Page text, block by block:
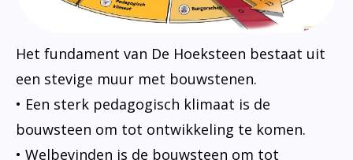
Het fundament van De Hoeksteen bestaat uit
een stevige muur met bouwstenen.
• Een sterk pedagogisch klimaat is de
bouwsteen om tot ontwikkeling te komen.
• Welbevinden is de bouwsteen om tot